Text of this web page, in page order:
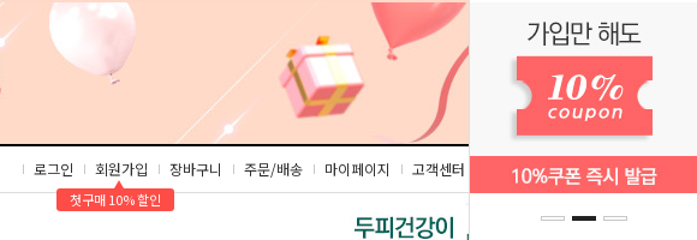
로그인 회원가입
▲
첫구매 10% 할인
장바구니 주문/배송 마이페이지 고객센터 즐겨찾기